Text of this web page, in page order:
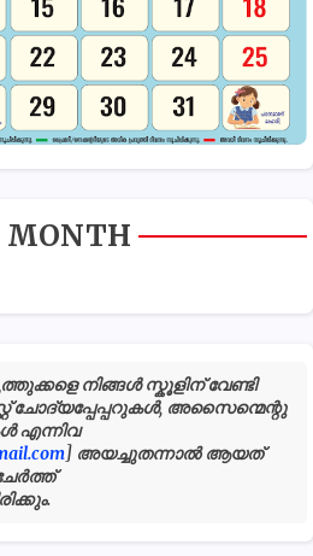
MONTH
നിങ്ങൾ സ്കൂളിന് വേണ്ടി
ചോദ്യപ്പേപ്പറുകൾ, അസൈന്മെന്റു
എന്നിവ
] അയച്ചുതന്നാൽ ആയത്